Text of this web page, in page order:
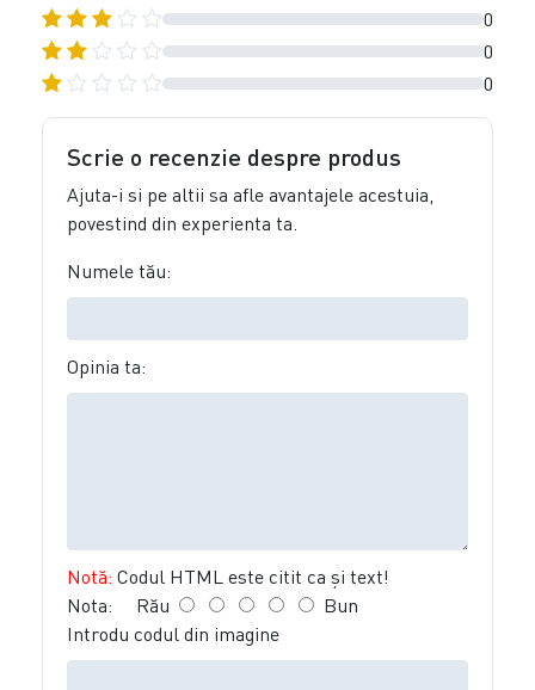
0
0
0
Scrie o recenzie despre produs
Ajuta-i si pe altii sa afle avantajele acestuia,
povestind din experienta ta.
Numele tău:
Opinia ta:
Notă: Codul HTML este citit ca şi text!
Nota: Rău
Bun
Introdu codul din imagine